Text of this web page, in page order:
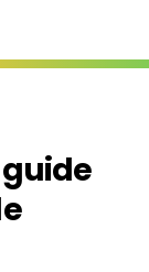
guide